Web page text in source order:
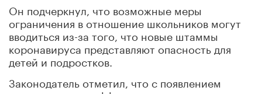
Он подчеркнул, что возможные меры
ограничения в отношение школьников могут
вводиться из-за того, что новые штаммы
коронавируса представляют опасность для
детей и подростков.
Законодатель отметил, что с появлением